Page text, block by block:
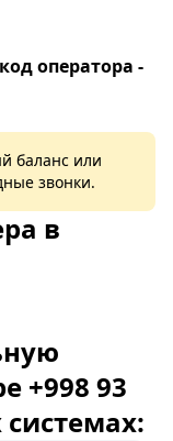
оператора -
баланс или
звонки.
в
+998 93